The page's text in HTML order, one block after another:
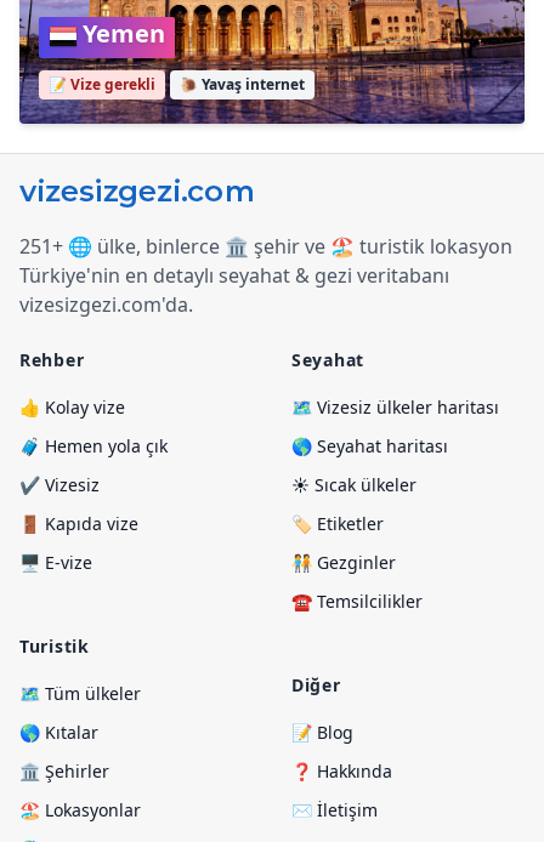
Yemen
📝 Vize gerekli 🐌 Yavaş internet
251+ 🌐 ülke, binlerce 🏛️ şehir ve 🏖️ turistik lokasyon
Türkiye'nin en detaylı seyahat & gezi veritabanı
vizesizgezi.com'da.
Rehber
👍 Kolay vize
🧳 Hemen yola çık
✔️ Vizesiz
🚪 Kapıda vize
🖥️ E-vize
Turistik
🗺️ Tüm ülkeler
🌎 Kıtalar
🏛️ Şehirler
🏖️ Lokasyonlar
Seyahat
🗺️ Vizesiz ülkeler haritası
🌎 Seyahat haritası
☀️ Sıcak ülkeler
🏷️ Etiketler
🧑‍🤝‍🧑 Gezginler
☎️ Temsilcilikler
Diğer
📝 Blog
❓ Hakkında
✉️ İletişim